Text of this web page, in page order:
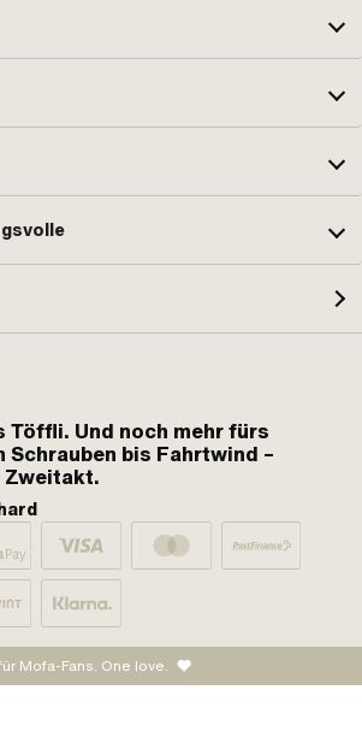
Töffli. Und noch mehr fürs
Schrauben bis Fahrtwind –
Zweitakt.
Mofa-Fans. One love.